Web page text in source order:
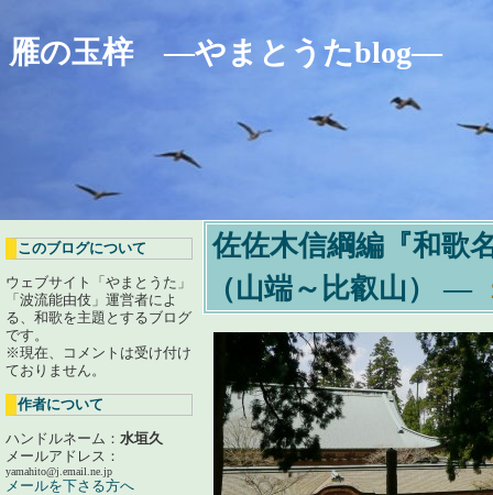
雁の玉梓 ―やまとうたblog―
このブログについて
ウェブサイト「やまとうた」
「波流能由伎」運営者によ
る、和歌を主題とするブログ
です。
※現在、コメントは受け付け
ておりません。
作者について
ハンドルネーム： 水垣久
メールアドレス：
yamahito@j.email.ne.jp
メールを下さる方へ
佐佐木信綱編『和歌
（山端～比叡山）
―